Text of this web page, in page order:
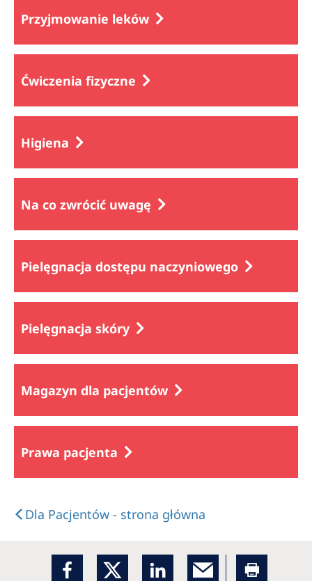
Przyjmowanie leków
Ćwiczenia fizyczne
Higiena
Na co zwrócić uwagę
Pielęgnacja dostępu naczyniowego
Pielęgnacja skóry
Magazyn dla pacjentów
Prawa pacjenta
Dla Pacjentów - strona główna